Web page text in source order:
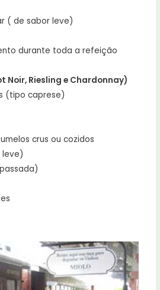
( de sabor leve)
durante toda a refeição
Noir, Riesling e Chardonnay)
(tipo caprese)
crus ou cozidos
leve)